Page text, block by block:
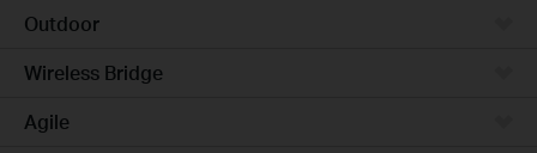
Outdoor
Wireless Bridge
Agile